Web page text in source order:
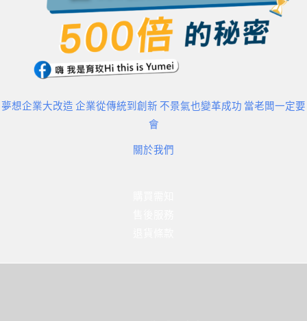
夢想企業大改造 企業從傳統到創新 不景氣也變革成功 當老闆一定要
會
關於我們